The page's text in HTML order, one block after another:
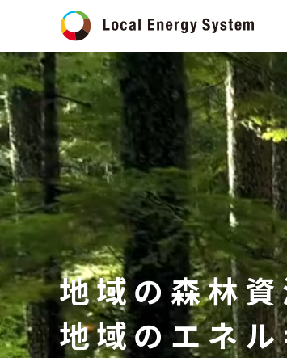
地域の森林
地域のエネ